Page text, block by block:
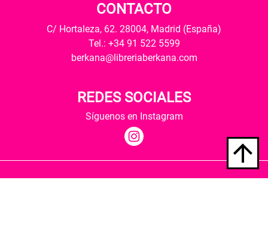
CONTACTO
C/ Hortaleza, 62. 28004, Madrid (España)
Tel.: +34 91 522 5599
berkana@libreriaberkana.com
REDES SOCIALES
Síguenos en Instagram